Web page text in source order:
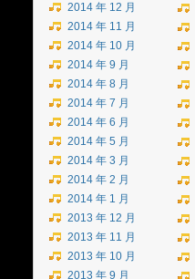
2014 年 12 月
2014 年 11 月
2014 年 10 月
2014 年 9 月
2014 年 8 月
2014 年 7 月
2014 年 6 月
2014 年 5 月
2014 年 3 月
2014 年 2 月
2014 年 1 月
2013 年 12 月
2013 年 11 月
2013 年 10 月
2013 年 9 月